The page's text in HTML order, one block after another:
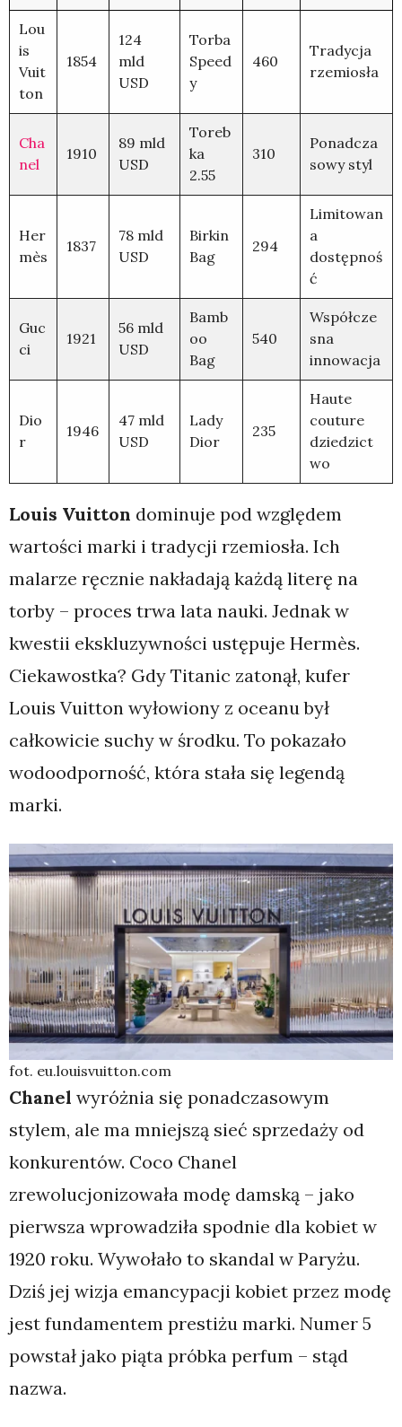
Lou
is
Vuit
ton
1854
124
mld
USD
Torba
Speed
y
460
Tradycja
rzemiosła
Cha
nel
1910
89 mld
USD
Toreb
ka
2.55
310
Ponadcza
sowy styl
Her
mès
1837
78 mld
USD
Birkin
Bag
294
Limitowan
a
dostępnoś
ć
Guc
ci
1921
56 mld
USD
Bamb
oo
Bag
540
Współcze
sna
innowacja
Dio
r
1946
47 mld
USD
Lady
Dior
235
Haute
couture
dziedzict
wo
Louis Vuitton dominuje pod względem
wartości marki i tradycji rzemiosła. Ich
malarze ręcznie nakładają każdą literę na
torby – proces trwa lata nauki. Jednak w
kwestii ekskluzywności ustępuje Hermès.
Ciekawostka? Gdy Titanic zatonął, kufer
Louis Vuitton wyłowiony z oceanu był
całkowicie suchy w środku. To pokazało
wodoodporność, która stała się legendą
marki.
fot. eu.louisvuitton.com
Chanel wyróżnia się ponadczasowym
stylem, ale ma mniejszą sieć sprzedaży od
konkurentów. Coco Chanel
zrewolucjonizowała modę damską – jako
pierwsza wprowadziła spodnie dla kobiet w
1920 roku. Wywołało to skandal w Paryżu.
Dziś jej wizja emancypacji kobiet przez modę
jest fundamentem prestiżu marki. Numer 5
powstał jako piąta próbka perfum – stąd
nazwa.